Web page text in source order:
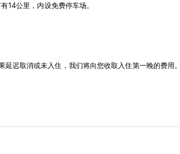
14公里，内设免费停车场。
迟取消或未入住，我们将向您收取入住第一晚的费用。